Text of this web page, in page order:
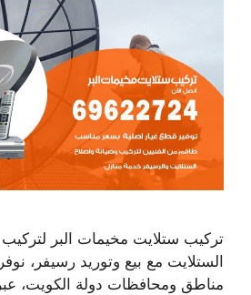
تركيب ستلايت مخيمات البر لتركيب
الستلايت مع بيع وتوريد رسيفر،
مناطق ومحافظات دولة الكويت،